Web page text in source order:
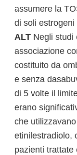
assumere la
di soli
ALT Negli studi
associazione
costituito da
e senza
di 5 volte il
erano
che
etinilestradiolo,
pazienti trattate